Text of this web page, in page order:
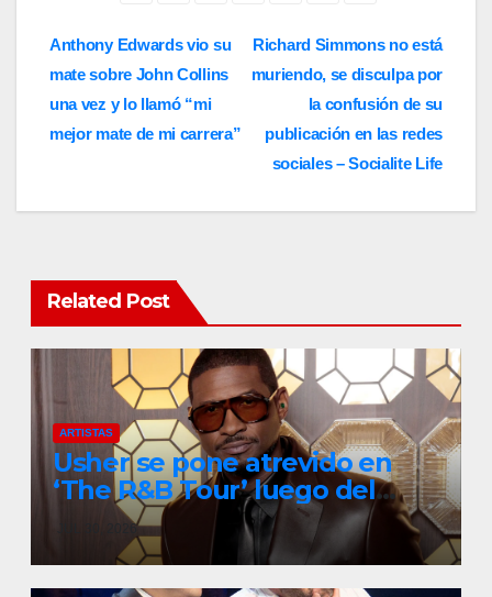
Post
navigation
Richard Simmons no está
muriendo, se disculpa por
la confusión de su
publicación en las redes
sociales – Socialite Life
Anthony Edwards vio su
mate sobre John Collins
una vez y lo llamó “mi
mejor mate de mi carrera”
Related Post
ARTISTAS
Usher se pone atrevido en
‘The R&B Tour’ luego del
drama de un fan
JUL 30, 2026